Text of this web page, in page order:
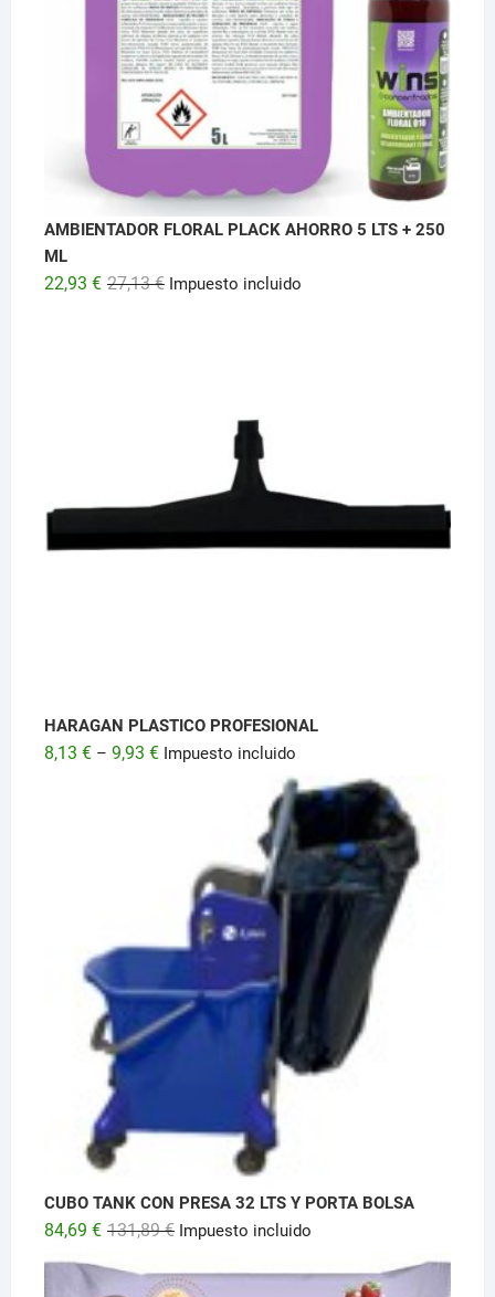
AMBIENTADOR FLORAL PLACK AHORRO 5 LTS + 250
ML
27,13€ El
22,93 €
El
Impuesto incluido
HARAGAN PLASTICO PROFESIONAL
8,13 €– 9,93 € Impuesto incluido
CUBO TANK CON PRESA 32 LTS Y PORTA BOLSA
131,89€ El
original
84,69 €
El
actual
Impuesto incluido